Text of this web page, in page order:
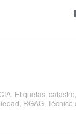
. Etiquetas:catastro
RGAG Técnico